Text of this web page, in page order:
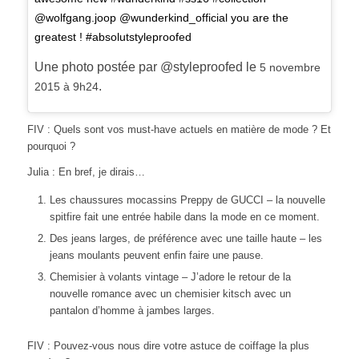
@wolfgang.joop @wunderkind_official you are the
greatest ! #absolutstyleproofed
Une photo postée par @styleproofed le 5 novembre
2015 à 9h24.
FIV : Quels sont vos must-have actuels en matière de mode ? Et
pourquoi ?
Julia : En bref, je dirais…
Les chaussures mocassins Preppy de GUCCI – la nouvelle
spitfire fait une entrée habile dans la mode en ce moment.
Des jeans larges, de préférence avec une taille haute – les
jeans moulants peuvent enfin faire une pause.
Chemisier à volants vintage – J’adore le retour de la
nouvelle romance avec un chemisier kitsch avec un
pantalon d’homme à jambes larges.
FIV : Pouvez-vous nous dire votre astuce de coiffage la plus